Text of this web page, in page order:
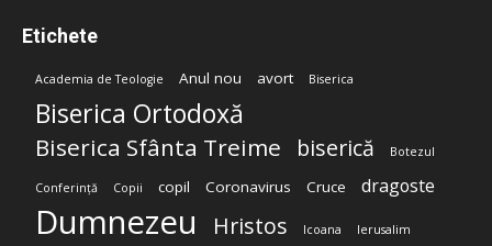
Etichete
Academia de Teologie Anul nou avort Biserica
Biserica Ortodoxă
Biserica Sfânta Treime biserică Botezul
Conferință Copii copil Coronavirus Cruce dragoste
Dumnezeu Hristos Icoana Ierusalim